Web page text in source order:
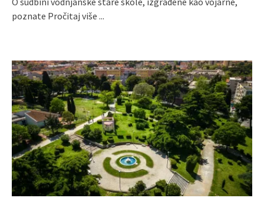
poznate Pročitaj više ...